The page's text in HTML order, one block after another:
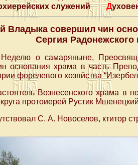
служений
Владыка совершил чин
Сергия Радонежского
о самаряныне,
основания храма в часть
форелевого хозяйства
Вознесенского храма в
протоиерей Рустик
С. А. Новоселов, ктитор